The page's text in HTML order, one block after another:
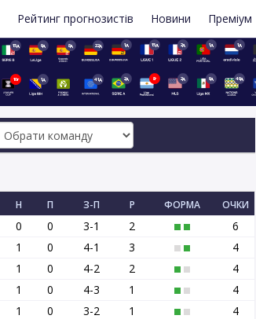
Рейтинг прогнозистів Новини Преміум
15д 9д 8д 22д 1д 15д 2д 1д 1д
10г 1д 41д 2д 8г 2д 9д 49д
Н П З-П Р ФОРМА ОЧКИ
0 0 3-1 2
6
1 0 4-1 3
4
1 0 4-2 2
4
1 0 4-3 1
4
1 0 3-2 1
4